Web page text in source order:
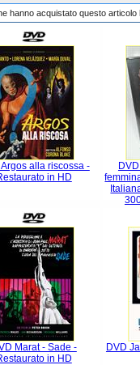
hanno acquistato questo
Argos alla riscossa -
in HD
Marat - Sade -
in HD
DVD